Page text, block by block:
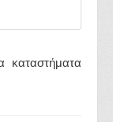
καταστήματα